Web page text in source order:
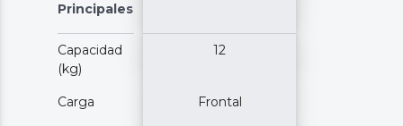
Principales
Capacidad
(kg)
12
Carga Frontal